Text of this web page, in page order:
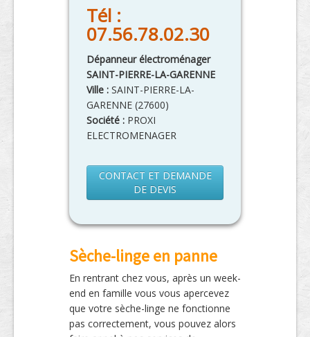
Tél :
07.56.78.02.30
Dépanneur électroménager
SAINT-PIERRE-LA-GARENNE
Ville : SAINT-PIERRE-LA-
GARENNE (27600)
Société : PROXI
ELECTROMENAGER
CONTACT ET DEMANDE
DE DEVIS
Sèche-linge en panne
En rentrant chez vous, après un week-
end en famille vous vous apercevez
que votre sèche-linge ne fonctionne
pas correctement, vous pouvez alors